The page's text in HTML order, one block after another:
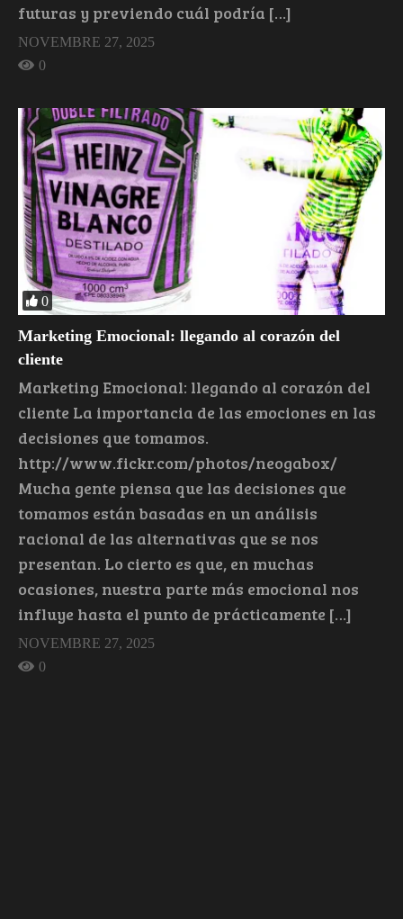
futuras y previendo cuál podría […]
NOVEMBRE 27, 2025
0
0
Marketing Emocional: llegando al corazón del
cliente
Marketing Emocional: llegando al corazón del
cliente La importancia de las emociones en las
decisiones que tomamos.
http://www.fickr.com/photos/neogabox/
Mucha gente piensa que las decisiones que
tomamos están basadas en un análisis
racional de las alternativas que se nos
presentan. Lo cierto es que, en muchas
ocasiones, nuestra parte más emocional nos
influye hasta el punto de prácticamente […]
NOVEMBRE 27, 2025
0